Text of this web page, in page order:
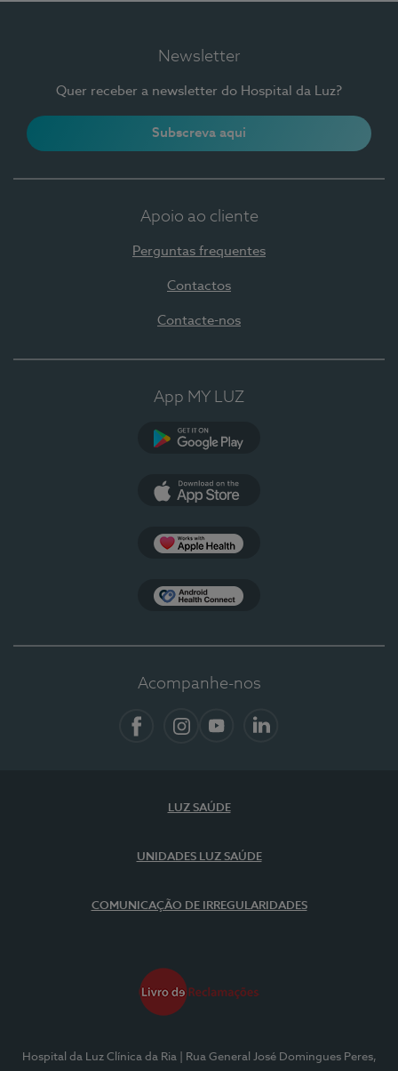
Newsletter
Quer receber a newsletter do Hospital da Luz?
Subscreva aqui
Apoio ao cliente
Perguntas frequentes
Contactos
Contacte-nos
App MY LUZ
Acompanhe-nos
LUZ SAÚDE
UNIDADES LUZ SAÚDE
COMUNICAÇÃO DE IRREGULARIDADES
Hospital da Luz Clínica da Ria
| Rua General José Domingues Peres,